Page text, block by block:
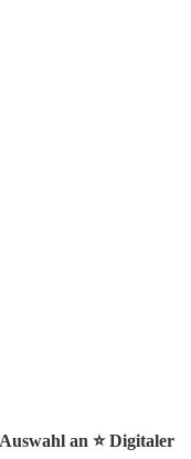
an ⭐️ Digitaler